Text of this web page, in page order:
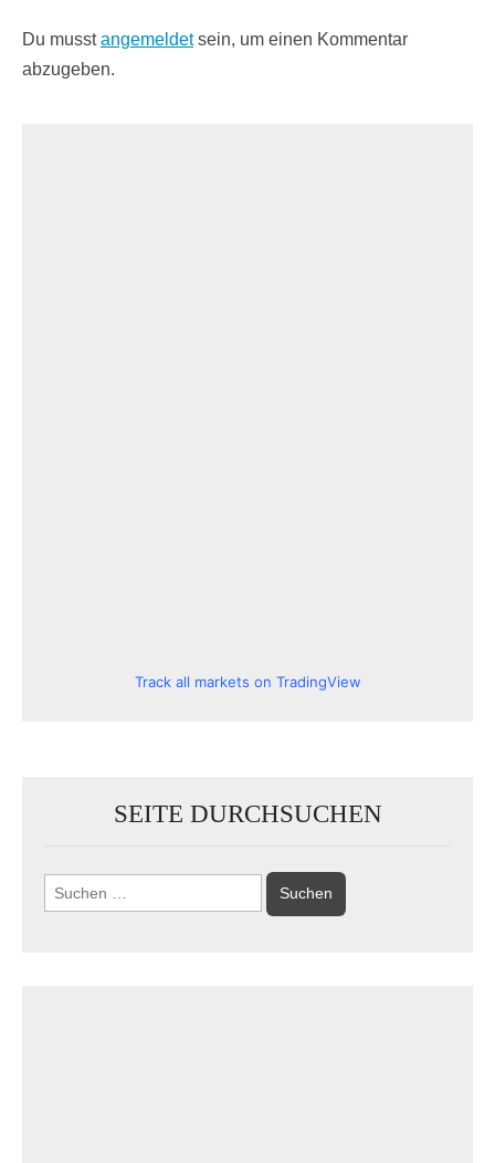
Du musstangemeldetsein, um einen Kommentar
abzugeben.
Track all markets on TradingView
SEITE DURCHSUCHEN
Suchen
nach: